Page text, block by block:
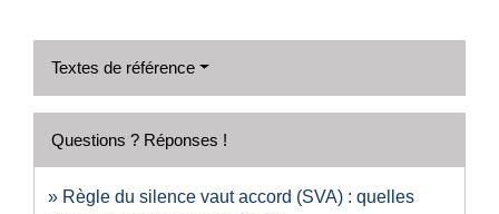
Textes de référence
Questions ? Réponses !
Règle du silence vaut accord (SVA) : quelles